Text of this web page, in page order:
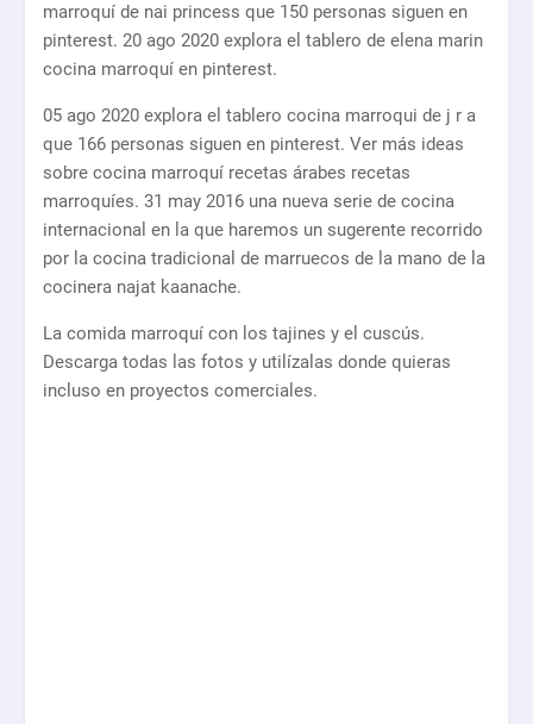
marroquí de nai princess que 150 personas siguen en
pinterest. 20 ago 2020 explora el tablero de elena marin
cocina marroquí en pinterest.
05 ago 2020 explora el tablero cocina marroqui de j r a
que 166 personas siguen en pinterest. Ver más ideas
sobre cocina marroquí recetas árabes recetas
marroquíes. 31 may 2016 una nueva serie de cocina
internacional en la que haremos un sugerente recorrido
por la cocina tradicional de marruecos de la mano de la
cocinera najat kaanache.
La comida marroquí con los tajines y el cuscús.
Descarga todas las fotos y utilízalas donde quieras
incluso en proyectos comerciales.